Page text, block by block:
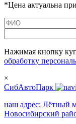
*Цена актуальна
Нажимая кнопку
обработку
×
СибАвтоПарк
наш адрес: Лётный
Новосибирский